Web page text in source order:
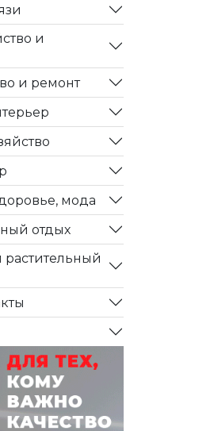
и
и ремонт
мода
отдых